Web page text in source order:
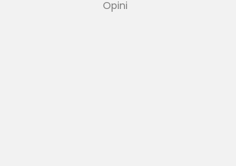
Opini